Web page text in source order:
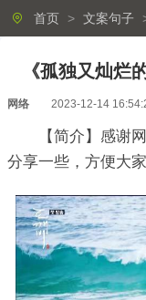
首页 > 文案句子
《孤独又灿
网络 2023-12-14
【简介】感谢
分享一些，方便大家